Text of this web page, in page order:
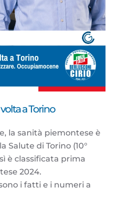
a Torino
la sanità piemontese è
Salute di Torino (10°
è classificata prima
2024.
i fatti e i numeri a